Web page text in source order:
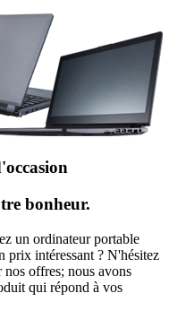
bonheur.
un ordinateur portable
prix intéressant ? N'hésitez
nos offres; nous avons
qui répond à vos